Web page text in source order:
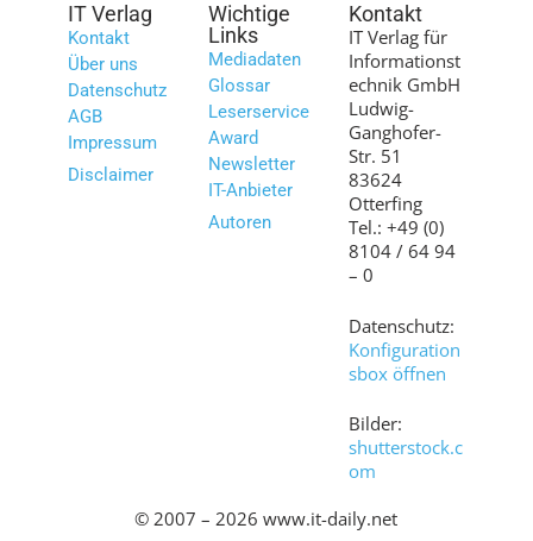
IT Verlag
Kontakt
Über uns
Datenschutz
AGB
Impressum
Disclaimer
Wichtige
Links
Mediadaten
Glossar
Leserservice
Award
Newsletter
IT-Anbieter
Autoren
Kontakt
IT Verlag für
Informationst
echnik GmbH
Ludwig-
Ganghofer-
Str. 51
83624
Otterfing
Tel.: +49 (0)
8104 / 64 94
– 0
Datenschutz:
Konfiguration
sbox öffnen
Bilder:
shutterstock.c
om
© 2007 – 2026 www.it-daily.net